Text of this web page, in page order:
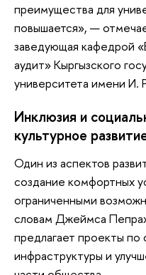
преимущества для
повышается», —
заведующая кафедрой
аудит» Кыргызского
университета имени И.
Инклюзия и
культурное
Один из аспектов
создание комфортных
ограниченными
словам Джеймса
предлагает проекты
инфраструктуры и